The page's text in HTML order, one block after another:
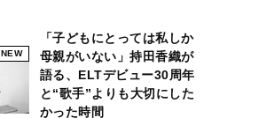
NEW
「子どもにとっては私しか
母親がいない」持田香織が
語る、ELTデビュー30周年
と“歌手”よりも大切にした
かった時間